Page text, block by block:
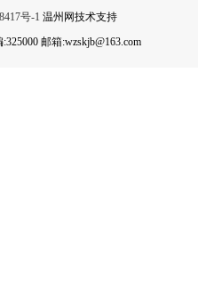
号-1 温州网技术支持
邮箱:wzskjb@163.com